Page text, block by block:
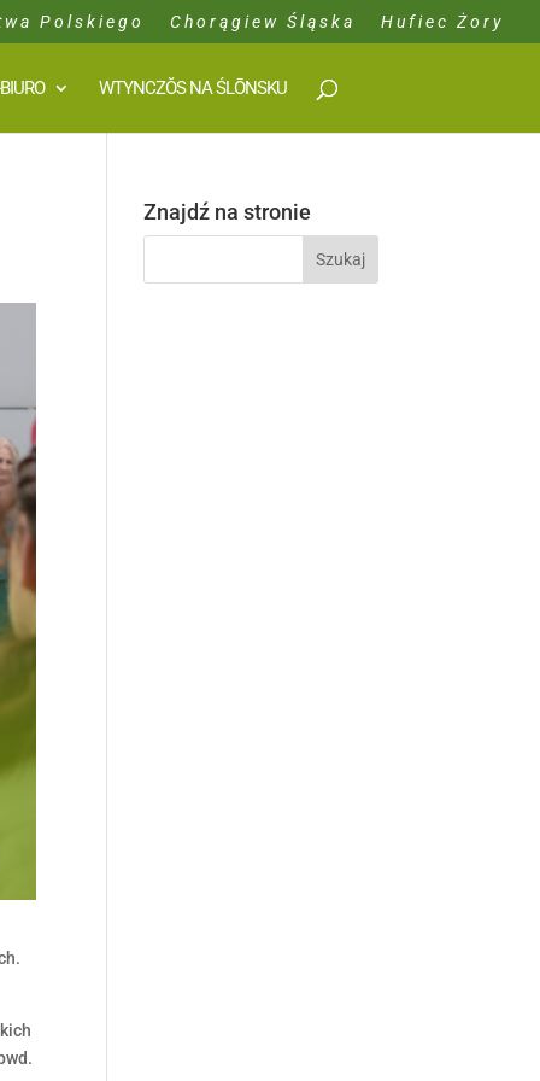
Polskiego Chorągiew Śląska Hufiec Żory
WTYNCZŎS NA ŚLŌNSKU
Znajdź na stronie